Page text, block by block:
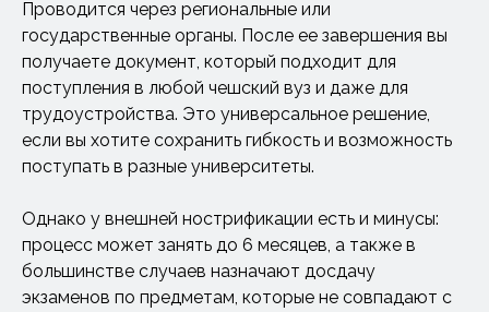
Проводится через региональные или
государственные органы. После ее завершения вы
получаете документ, который подходит для
поступления в любой чешский вуз и даже для
трудоустройства. Это универсальное решение,
если вы хотите сохранить гибкость и возможность
поступать в разные университеты.
Однако у внешней нострификации есть и минусы:
процесс может занять до 6 месяцев, а также в
большинстве случаев назначают досдачу
экзаменов по предметам, которые не совпадают с